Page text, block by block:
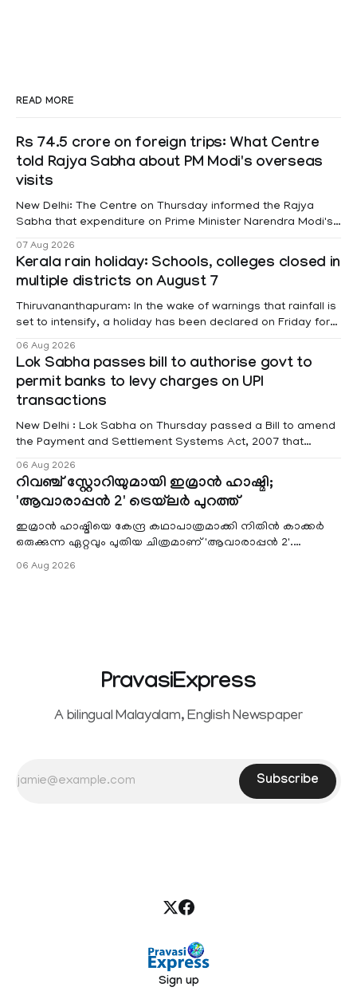
READ MORE
Rs 74.5 crore on foreign trips: What Centre
told Rajya Sabha about PM Modi's overseas
visits
New Delhi: The Centre on Thursday informed the Rajya
Sabha that expenditure on Prime Minister Narendra Modi's
information was provided by Minister of State for External
Affairs Pabitra Margherita in a written reply to questions
raised
07 Aug 2026
Kerala rain holiday: Schools, colleges closed in
multiple districts on August 7
Thiruvananthapuram: In the wake of warnings that rainfall is
set to intensify, a holiday has been declared on Friday for
Kottayam, Wayanad and Kasaragod districts. Meanwhile, a
red alert remains in place on Thursday for Kottayam,
Pathanamtitta and Idukki districts. Following a red alert on
06 Aug 2026
Lok Sabha passes bill to authorise govt to
permit banks to levy charges on UPI
transactions
New Delhi : Lok Sabha on Thursday passed a Bill to amend
the Payment and Settlement Systems Act, 2007 that
service providers to levy charges on payments through
unified payments interface (UPI) and other notified
electronic payment modes. The amendment passed by the
06 Aug 2026
റിവഞ്ച് സ്റ്റോറിയുമായി ഇമ്രാൻ ഹാഷ്മി;
'ആവാരാപ്പൻ 2' ട്രെയ്‌ലർ പുറത്ത്
ഇമ്രാൻ ഹാഷ്മിയെ കേന്ദ്ര കഥാപാത്രമാക്കി നിതിൻ കാക്കർ
ഒരുക്കുന്ന ഏറ്റവും പുതിയ ചിത്രമാണ് 'ആവാരാപ്പൻ 2'.
06 Aug 2026
PravasiExpress
A bilingual Malayalam, English Newspaper
Subscribe
Sign up